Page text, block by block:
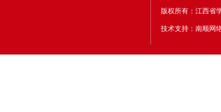
版权所有：江西省
技术支持：南顺网